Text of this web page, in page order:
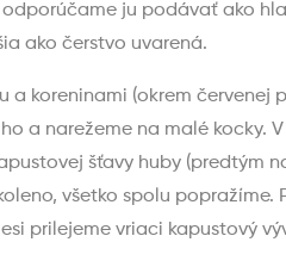
ju podávať ako
ako čerstvo uvarená.
a koreninami (okrem
ho a narežeme na malé
šťavy huby (predtým
všetko spolu
prilejeme vriaci kapustový